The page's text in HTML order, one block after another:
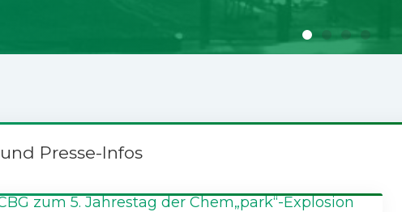
Presse-Infos
zum 5. Jahrestag der Chem„park“-Explosion